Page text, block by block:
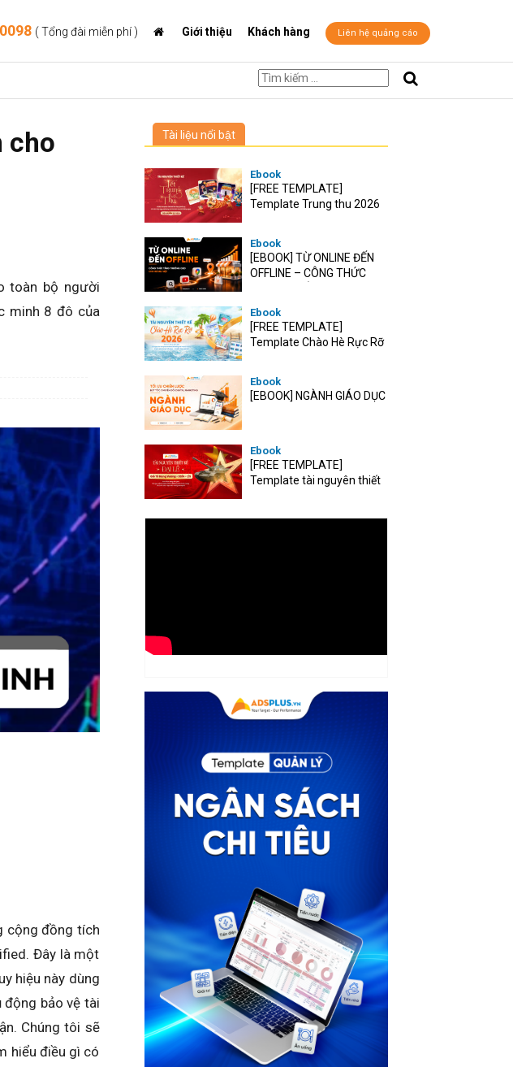
( Tổng đài miễn phí ) Giới thiệu Khách hàng Liên hệ quảng cáo
cho
toàn bộ người
minh 8 đô của
cộng đồng tích
Đây là một
hiệu này dùng
động bảo vệ tài
Chúng tôi sẽ
hiểu điều gì có
Tài liệu nổi bật
Ebook
[FREE TEMPLATE]
Template Trung thu 2026
Ebook
[EBOOK] TỪ ONLINE ĐẾN
OFFLINE – CÔNG THỨC
Ebook
[FREE TEMPLATE]
Template Chào Hè Rực Rỡ
Ebook
[EBOOK] NGÀNH GIÁO DỤC
Ebook
[FREE TEMPLATE]
Template tài nguyên thiết